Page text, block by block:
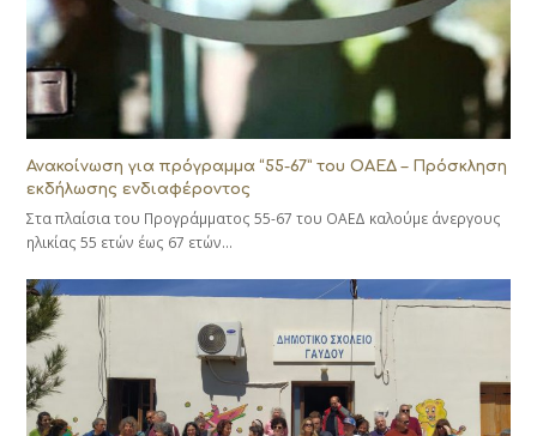
Ανακοίνωση για πρόγραμμα “55-67” του ΟΑΕΔ – Πρόσκληση
εκδήλωσης ενδιαφέροντος
Στα πλαίσια του Προγράμματος 55-67 του ΟΑΕΔ καλούμε άνεργους
ηλικίας 55 ετών έως 67 ετών…